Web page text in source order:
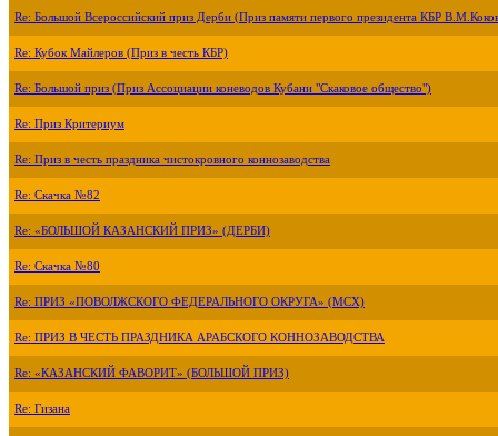
Re: Большой Всероссийский приз Дерби (Приз памяти первого президента КБР
Re: Кубок Майлеров (Приз в честь КБР)
Re: Большой приз (Приз Ассоциации коневодов Кубани "Скаковое общество")
Re: Приз Критериум
Re: Приз в честь праздника чистокровного коннозаводства
Re: Скачка №82
Re: «БОЛЬШОЙ КАЗАНСКИЙ ПРИЗ» (ДЕРБИ)
Re: Скачка №80
Re: ПРИЗ «ПОВОЛЖСКОГО ФЕДЕРАЛЬНОГО ОКРУГА» (МСХ)
Re: ПРИЗ В ЧЕСТЬ ПРАЗДНИКА АРАБСКОГО КОННОЗАВОДСТВА
Re: «КАЗАНСКИЙ ФАВОРИТ» (БОЛЬШОЙ ПРИЗ)
Re: Гизана